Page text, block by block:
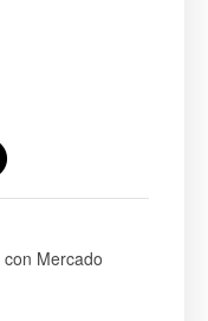
con Mercado